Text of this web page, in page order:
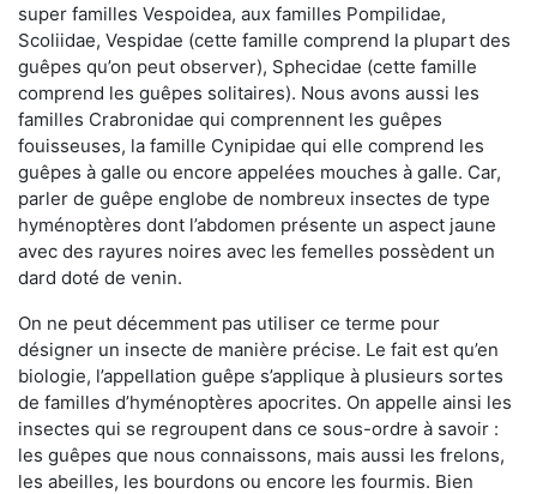
super familles Vespoidea, aux familles Pompilidae,
Scoliidae, Vespidae (cette famille comprend la plupart des
guêpes qu’on peut observer), Sphecidae (cette famille
comprend les guêpes solitaires). Nous avons aussi les
familles Crabronidae qui comprennent les guêpes
fouisseuses, la famille Cynipidae qui elle comprend les
guêpes à galle ou encore appelées mouches à galle. Car,
parler de guêpe englobe de nombreux insectes de type
hyménoptères dont l’abdomen présente un aspect jaune
avec des rayures noires avec les femelles possèdent un
dard doté de venin.
On ne peut décemment pas utiliser ce terme pour
désigner un insecte de manière précise. Le fait est qu’en
biologie, l’appellation guêpe s’applique à plusieurs sortes
de familles d’hyménoptères apocrites. On appelle ainsi les
insectes qui se regroupent dans ce sous-ordre à savoir :
les guêpes que nous connaissons, mais aussi les frelons,
les abeilles, les bourdons ou encore les fourmis. Bien